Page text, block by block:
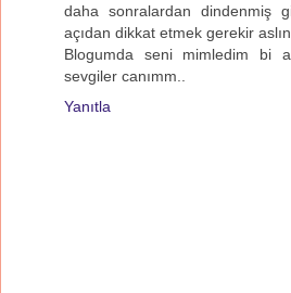
daha sonralardan dindenmiş
açıdan dikkat etmek gerekir
Blogumda seni mimledim bi
sevgiler canımm..
Yanıtla